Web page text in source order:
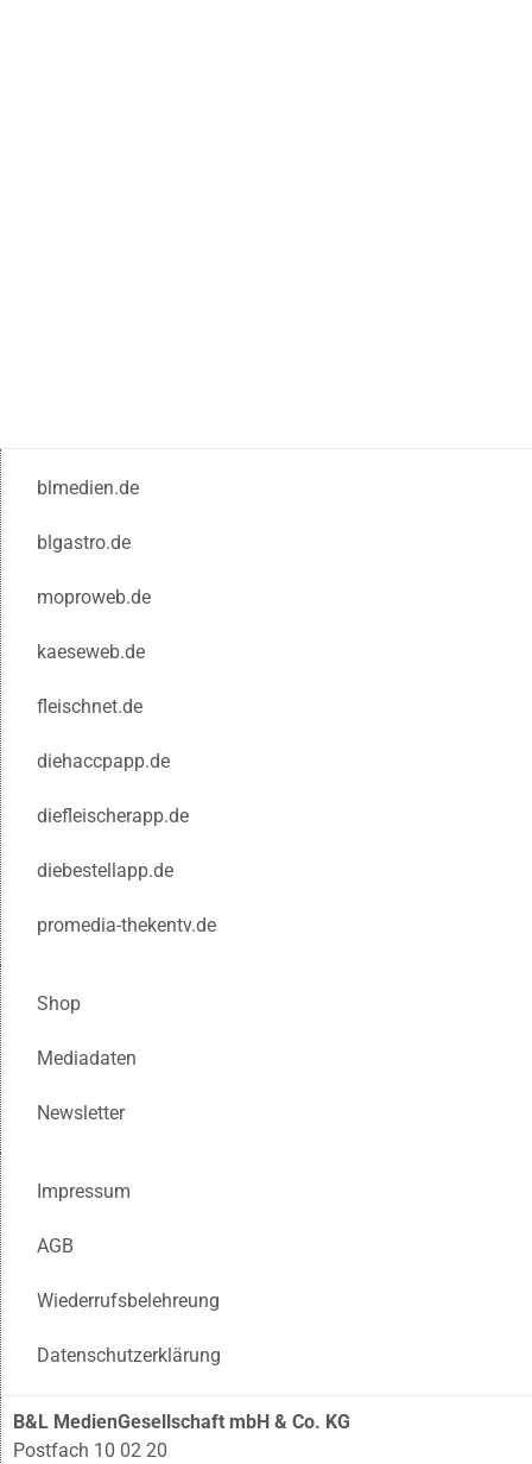
blmedien.de
blgastro.de
moproweb.de
kaeseweb.de
fleischnet.de
diehaccpapp.de
diefleischerapp.de
diebestellapp.de
promedia-thekentv.de
Shop
Mediadaten
Newsletter
Impressum
AGB
Wiederrufsbelehreung
Datenschutzerklärung
B&L MedienGesellschaft mbH & Co. KG
Postfach 10 02 20